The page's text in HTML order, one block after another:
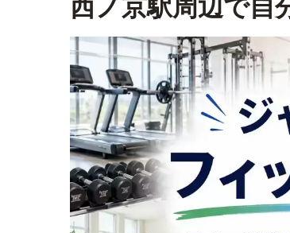
西ノ京駅周辺で自